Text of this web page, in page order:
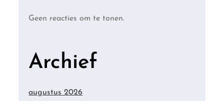
Geen reacties om te tonen.
Archief
augustus 2026